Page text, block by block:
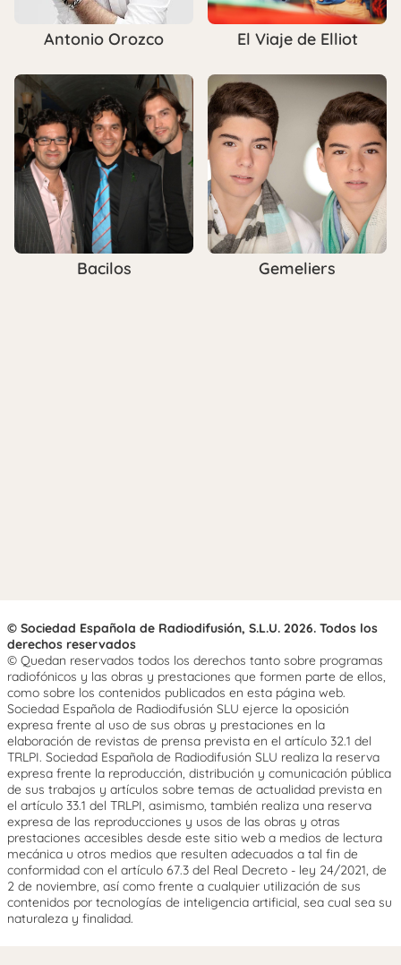
Antonio Orozco El Viaje de Elliot
Bacilos Gemeliers
© Sociedad Española de Radiodifusión, S.L.U. 2026. Todos los
derechos reservados
© Quedan reservados todos los derechos tanto sobre programas
radiofónicos y las obras y prestaciones que formen parte de ellos,
como sobre los contenidos publicados en esta página web.
Sociedad Española de Radiodifusión SLU ejerce la oposición
expresa frente al uso de sus obras y prestaciones en la
elaboración de revistas de prensa prevista en el artículo 32.1 del
TRLPI. Sociedad Española de Radiodifusión SLU realiza la reserva
expresa frente la reproducción, distribución y comunicación pública
de sus trabajos y artículos sobre temas de actualidad prevista en
el artículo 33.1 del TRLPI, asimismo, también realiza una reserva
expresa de las reproducciones y usos de las obras y otras
prestaciones accesibles desde este sitio web a medios de lectura
mecánica u otros medios que resulten adecuados a tal fin de
conformidad con el artículo 67.3 del Real Decreto - ley 24/2021, de
2 de noviembre, así como frente a cualquier utilización de sus
contenidos por tecnologías de inteligencia artificial, sea cual sea su
naturaleza y finalidad.